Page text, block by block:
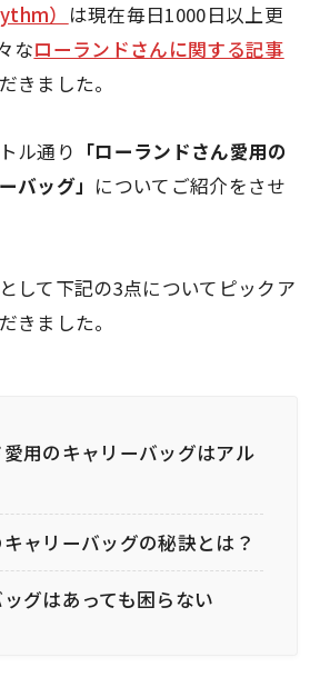
） は現在毎日1000日以上更
なローランドさんに関する記事
きました。
ル通り 「ローランドさん愛用の
バッグ」 についてご紹介をさせ
して下記の3点についてピックア
きました。
用のキャリーバッグはアル
ャリーバッグの秘訣とは？
グはあっても困らない